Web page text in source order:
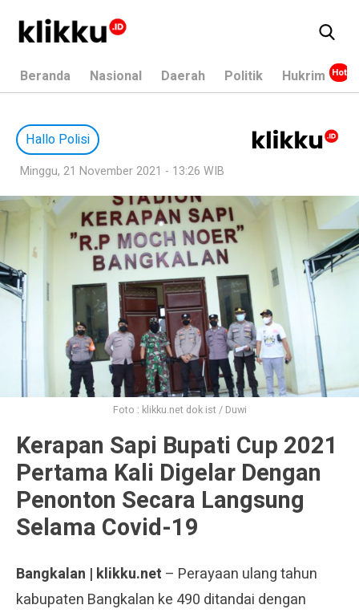
Beranda Nasional Daerah Politik Hukrim
Hallo Polisi
Minggu, 21 November 2021 - 13:26 WIB
Foto : klikku.net dok ist / Duwi
Kerapan Sapi Bupati Cup 2021
Pertama Kali Digelar Dengan
Penonton Secara Langsung
Selama Covid-19
Bangkalan | klikku.net – Perayaan ulang tahun
kabupaten Bangkalan ke 490 ditandai dengan